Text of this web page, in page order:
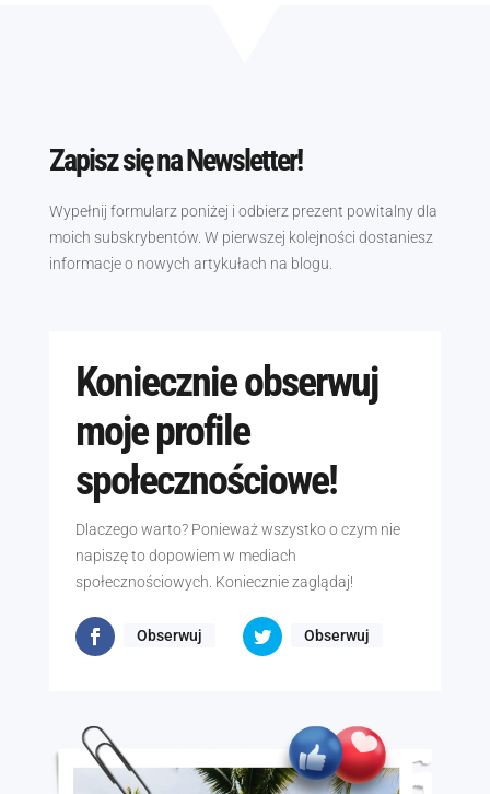
Zapisz się na Newsletter!
Wypełnij formularz poniżej i odbierz prezent powitalny dla
moich subskrybentów. W pierwszej kolejności dostaniesz
informacje o nowych artykułach na blogu.
Koniecznie obserwuj
moje profile
społecznościowe!
Dlaczego warto? Ponieważ wszystko o czym nie
napiszę to dopowiem w mediach
społecznościowych. Koniecznie zaglądaj!
Obserwuj Obserwuj